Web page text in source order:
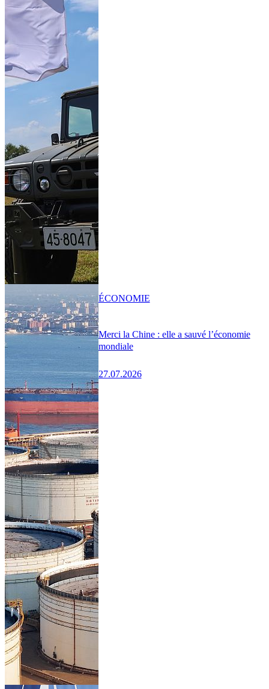
Merci la Chine : elle a sauvé l’économie
mondiale
27.07.2026
ÉCONOMIE